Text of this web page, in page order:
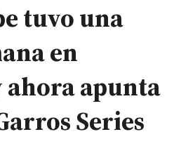
tuvo una
en
ahora apunta
Series